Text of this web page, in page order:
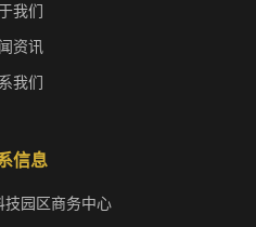
我们
资讯
我们
信息
技园区商务中心